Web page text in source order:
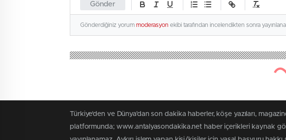
Gönder
Gönderdiğiniz yorum moderasyon ekibi tarafından incelendikten sonra
Türkiye'den ve Dünya’dan son dakika haberler, köşe yazıları,
platformunda; www.antalyasondakika.net haber içerikleri kaynak